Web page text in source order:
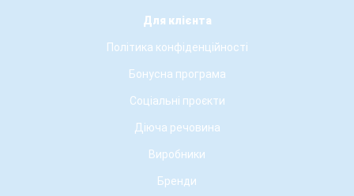
Для клієнта
Політика конфіденційності
Бонусна програма
Соціальні проєкти
Діюча речовина
Виробники
Бренди